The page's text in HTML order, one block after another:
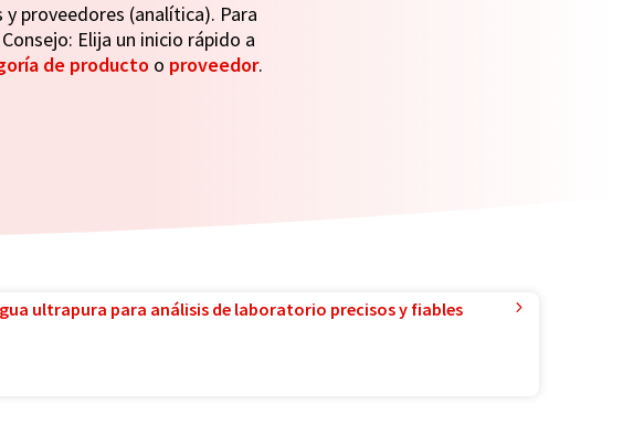
proveedores (analítica). Para
Elija un inicio rápido a
de producto o proveedor.
ultrapura para análisis de laboratorio precisos y fiables